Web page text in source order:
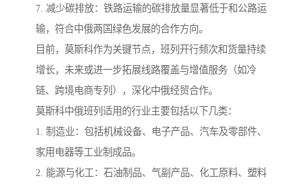
7. 减少碳排放：铁路运输的碳排放量显著低于和公路运
输，符合中俄两国绿色发展的合作方向。
目前，莫斯科作为关键节点，班列开行频次和货量持续
增长，未来或进一步拓展线路覆盖与增值服务（如冷
链、跨境电商专列），深化中俄经贸合作。
莫斯科中俄班列适用的行业主要包括以下几类：
1. 制造业：包括机械设备、电子产品、汽车及零部件、
家用电器等工业制成品。
2. 能源与化工：石油制品、气副产品、化工原料、塑料